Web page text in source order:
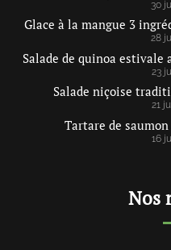
30
Glace à la mangue 3
28
Salade de quinoa estivale
23
Salade niçoise
21
Tartare de
16
Nos